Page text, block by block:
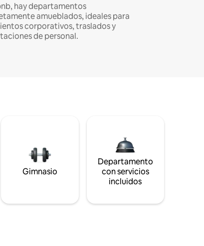
hay departamentos
amueblados, ideales para
corporativos, traslados y
de personal.
Gimnasio
Departamento
con servicios
incluidos